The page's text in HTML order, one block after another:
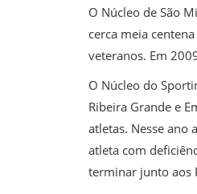
O Núcleo de São
cerca meia
veteranos. Em
O Núcleo do
Ribeira Grande e
atletas. Nesse ano
atleta com
terminar junto aos